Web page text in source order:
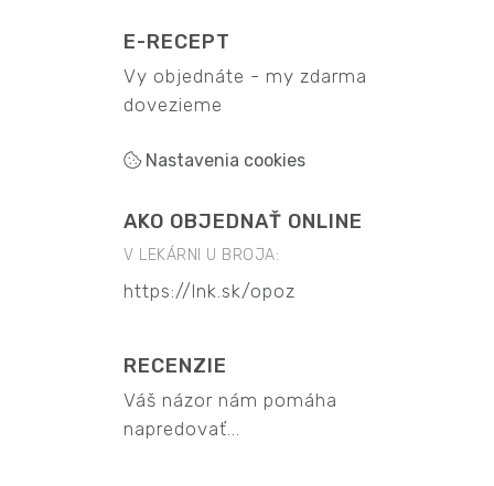
E-RECEPT
Vy objednáte - my zdarma
dovezieme
Nastavenia cookies
AKO OBJEDNAŤ ONLINE
V LEKÁRNI U BROJA:
https://lnk.sk/opoz
RECENZIE
Váš názor nám pomáha
napredovať...